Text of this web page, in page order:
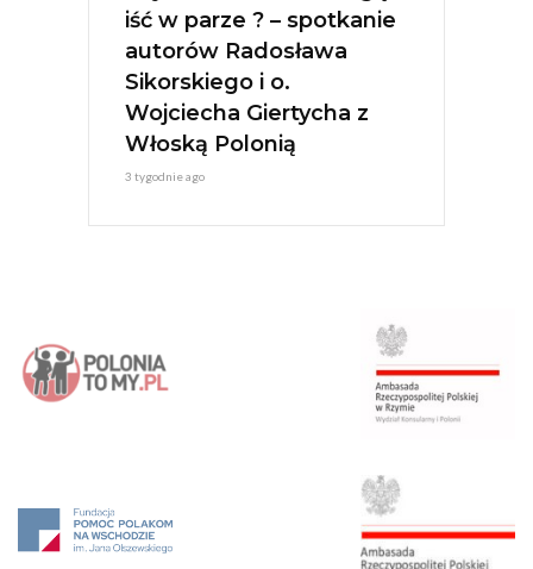
iść w parze ? – spotkanie
autorów Radosława
Sikorskiego i o.
Wojciecha Giertycha z
Włoską Polonią
3 tygodnie ago